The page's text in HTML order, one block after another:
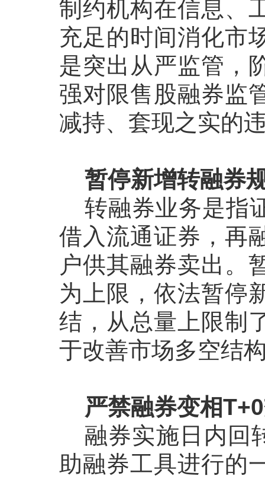
制约机构在信息、
充足的时间消化市
是突出从严监管，
强对限售股融券监
减持、套现之实的
暂停新增转融券
转融券业务是指
借入流通证券，再
户供其融券卖出。
为上限，依法暂停
结，从总量上限制
于改善市场多空结
严禁融券变相T+0
融券实施日内回
助融券工具进行的